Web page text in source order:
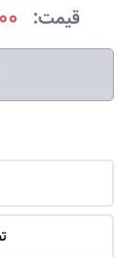
قیمت: